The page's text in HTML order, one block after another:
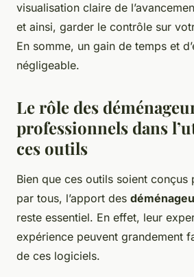
visualisation claire de
et ainsi, garder le contrôle sur
En somme, un gain de temps et
négligeable.
Le rôle des
professionnels dans
ces outils
Bien que ces outils soient conçus
par tous, l’apport des
reste essentiel. En effet, leur
expérience peuvent grandement
de ces logiciels.